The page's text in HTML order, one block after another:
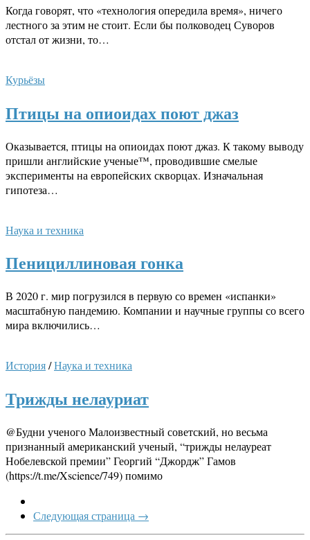
Когда говорят, что «технология опередила время», ничего
лестного за этим не стоит. Если бы полководец Суворов
отстал от жизни, то…
Курьёзы
Птицы на опиоидах поют джаз
Оказывается, птицы на опиоидах поют джаз. К такому выводу
пришли английские ученые™, проводившие смелые
эксперименты на европейских скворцах. Изначальная
гипотеза…
Наука и техника
Пенициллиновая гонка
В 2020 г. мир погрузился в первую со времен «испанки»
масштабную пандемию. Компании и научные группы со всего
мира включились…
История/Наука и техника
Трижды нелауриат
@Будни ученого Малоизвестный советский, но весьма
признанный американский ученый, “трижды нелауреат
Нобелевской премии” Георгий “Джордж” Гамов
(https://t.me/Xscience/749) помимо
Следующая страница →